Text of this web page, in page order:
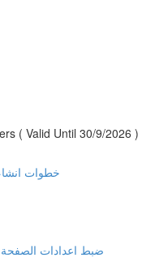
( Valid Until 30/9/2026 )
خطوات
ضبط اعدادات